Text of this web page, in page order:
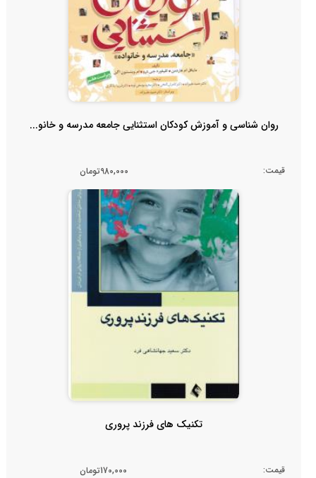
روان شناسی و آموزش کودکان استثنایی جامعه مدرسه و خانو...
قیمت: 980,000تومان
تکنیک های فرزند پروری
قیمت: 170,000تومان